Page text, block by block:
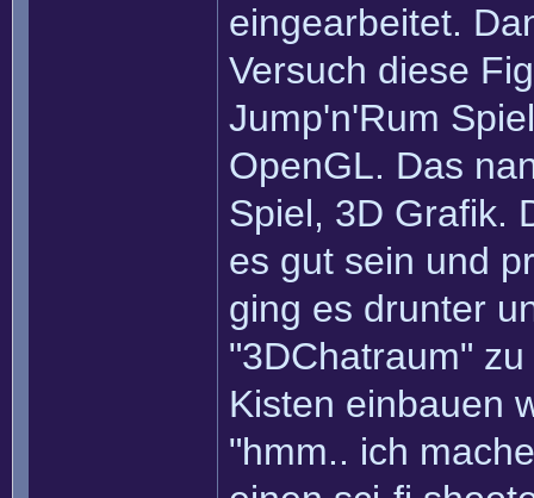
eingearbeitet.
Versuch diese
Jump'n'Rum
OpenGL. Das
Spiel, 3D Grafik.
es gut sein und
ging es drunter
"3DChatraum"
Kisten einbauen
"hmm.. ich